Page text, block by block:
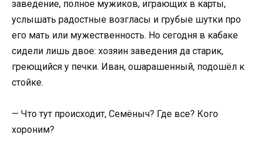
заведение, полное мужиков, играющих в карты,
услышать радостные возгласы и грубые шутки про
его мать или мужественность. Но сегодня в кабаке
сидели лишь двое: хозяин заведения да старик,
греющийся у печки. Иван, ошарашенный, подошёл к
стойке.
— Что тут происходит, Семёныч? Где все? Кого
хороним?